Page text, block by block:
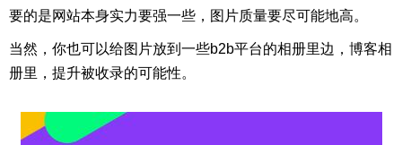
要的是网站本身实力要强一些，图片质量要尽可能地高。
当然，你也可以给图片放到一些b2b平台的相册里边，博客相
册里，提升被收录的可能性。